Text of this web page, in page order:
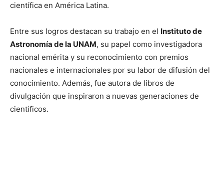
científica en América Latina.
Entre sus logros destacan su trabajo en el Instituto de
Astronomía de la UNAM, su papel como investigadora
nacional emérita y su reconocimiento con premios
nacionales e internacionales por su labor de difusión del
conocimiento. Además, fue autora de libros de
divulgación que inspiraron a nuevas generaciones de
científicos.